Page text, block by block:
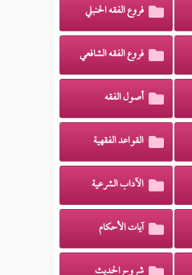
فروع الفقه الحنبلي
فروع الفقه الشافعي
أصول الفقه
القواعد الفقهية
الآداب الشرعية
آيات الأحكام